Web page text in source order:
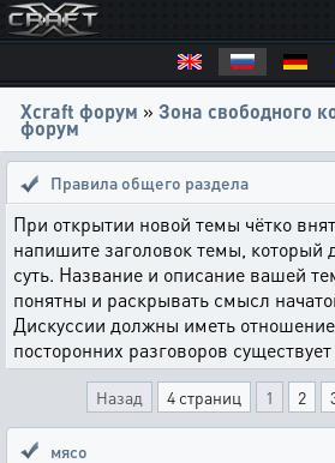
Xcraft форум » Зона свободного
форум
Правила общего раздела
При открытии новой темы чётко
напишите заголовок темы, который
суть. Название и описание вашей
понятны и раскрывать смысл
Дискуссии должны иметь
посторонних разговоров
Назад 4 страниц 1 2
мясо